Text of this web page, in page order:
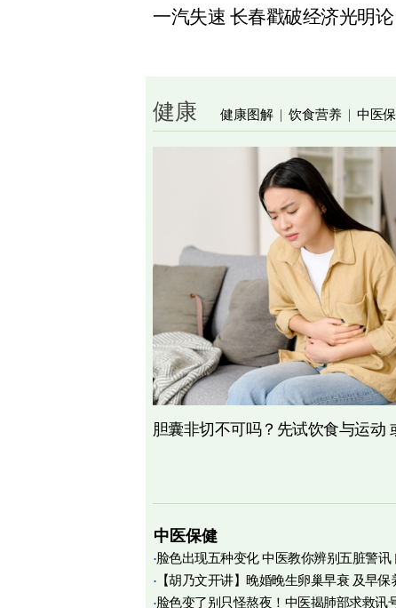
一汽失速 长春戳破经济光明论
健康 健康图解 | 饮食营养 | 中医
胆囊非切不可吗？先试饮食与运动
中医保健
脸色出现五种变化 中医教你辨别五脏警讯
【胡乃文开讲】晚婚晚生卵巢早衰 及早保
育
脸色变了别只怪熬夜！中医揭肺部求救讯